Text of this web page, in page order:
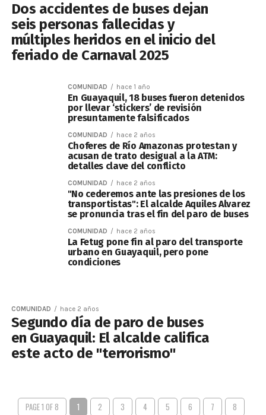
Dos accidentes de buses dejan
seis personas fallecidas y
múltiples heridos en el inicio del
feriado de Carnaval 2025
COMUNIDAD hace 1 año
En Guayaquil, 18 buses fueron detenidos
por llevar ‘stickers’ de revisión
presuntamente falsificados
COMUNIDAD hace 2 años
Choferes de Río Amazonas protestan y
acusan de trato desigual a la ATM:
detalles clave del conflicto
COMUNIDAD hace 2 años
"No cederemos ante las presiones de los
transportistas": El alcalde Aquiles Alvarez
se pronuncia tras el fin del paro de buses
COMUNIDAD hace 2 años
La Fetug pone fin al paro del transporte
urbano en Guayaquil, pero pone
condiciones
COMUNIDAD hace 2 años
Segundo día de paro de buses
en Guayaquil: El alcalde califica
este acto de "terrorismo"
PAGE 1 OF 8 1 2 3 4 5 6 7 8